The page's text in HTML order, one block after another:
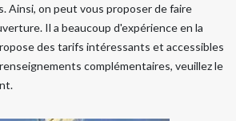
Ainsi, on peut vous proposer de faire
Il a beaucoup d'expérience en la
des tarifs intéressants et accessibles
complémentaires, veuillez le